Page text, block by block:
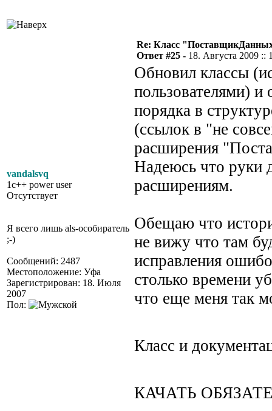
vandalsvq
1c++ power user
Отсутствует
Я всего лишь als-особиратель
;-)
Сообщений: 2487
Местоположение: Уфа
Зарегистрирован: 18. Июля
2007
Пол:
Re: Класс
Ответ #25 - 18. Августа 2009 ::
Обновил классы
пользователями) и
порядка в
(ссылок в "не
расширения
Надеюсь что руки
расширениям.
Обещаю что
не вижу что там
исправления
столько времени
что еще меня так
Класс и
КАЧАТЬ